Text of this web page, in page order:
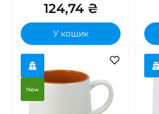
124,74 ₴
У кошик